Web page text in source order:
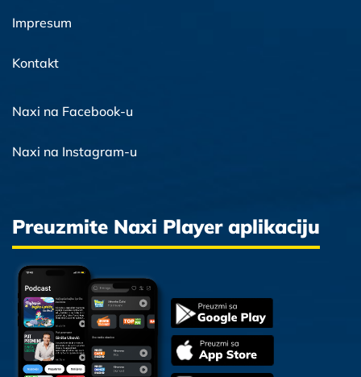
Impresum
Kontakt
Naxi na Facebook-u
Naxi na Instagram-u
Preuzmite Naxi Player aplikaciju